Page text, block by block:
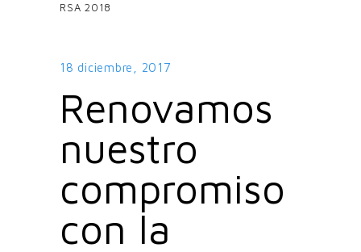
RSA 2018
18 diciembre, 2017
Renovamos
nuestro
compromiso
con la